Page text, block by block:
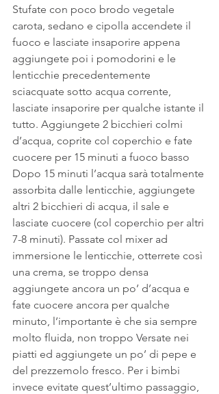
Stufate con poco brodo vegetale
carota, sedano e cipolla accendete il
fuoco e lasciate insaporire appena
aggiungete poi i pomodorini e le
lenticchie precedentemente
sciacquate sotto acqua corrente,
lasciate insaporire per qualche istante il
tutto. Aggiungete 2 bicchieri colmi
d’acqua, coprite col coperchio e fate
cuocere per 15 minuti a fuoco basso
Dopo 15 minuti l’acqua sarà totalmente
assorbita dalle lenticchie, aggiungete
altri 2 bicchieri di acqua, il sale e
lasciate cuocere (col coperchio per altri
7-8 minuti). Passate col mixer ad
immersione le lenticchie, otterrete così
una crema, se troppo densa
aggiungete ancora un po’ d’acqua e
fate cuocere ancora per qualche
minuto, l’importante è che sia sempre
molto fluida, non troppo Versate nei
piatti ed aggiungete un po’ di pepe e
del prezzemolo fresco. Per i bimbi
invece evitate quest’ultimo passaggio,